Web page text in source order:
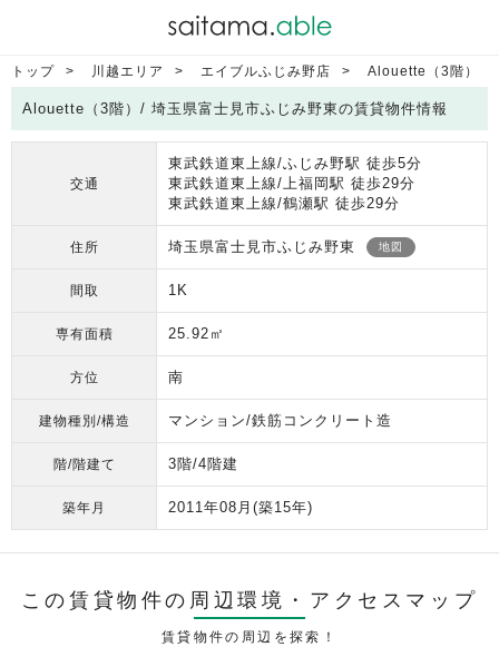
トップ 川越エリア エイブルふじみ野店 Alouette（3階）
Alouette（3階）/ 埼玉県富士見市ふじみ野東の賃貸物件情報
交通
東武鉄道東上線/ふじみ野駅 徒歩5分
東武鉄道東上線/上福岡駅 徒歩29分
東武鉄道東上線/鶴瀬駅 徒歩29分
住所 埼玉県富士見市ふじみ野東 地図
間取 1K
専有面積 25.92㎡
方位 南
建物種別/構造 マンション/鉄筋コンクリート造
階/階建て 3階/4階建
築年月 2011年08月 (築15年)
この賃貸物件の周辺環境・ アクセスマップ
賃貸物件の周辺を探索！